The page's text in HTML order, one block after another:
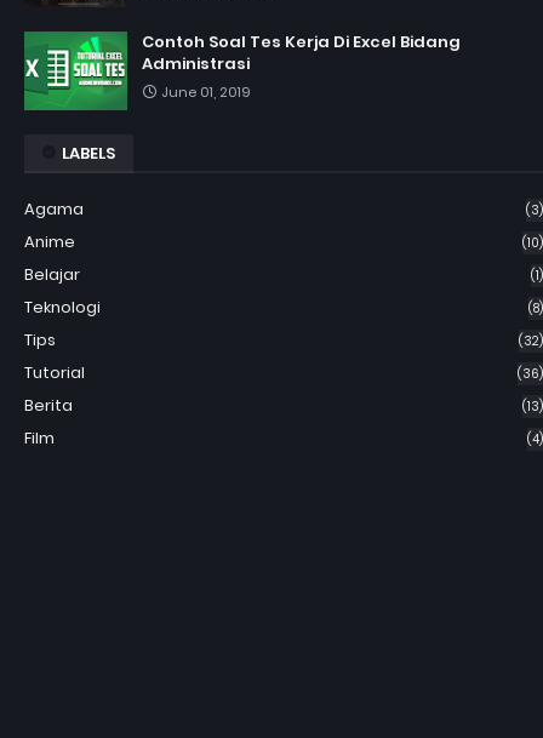
Contoh Soal Tes Kerja Di Excel Bidang
Administrasi
June 01, 2019
LABELS
Agama (3)
Anime (10)
Belajar (1)
Teknologi (8)
Tips (32)
Tutorial (36)
Berita (13)
Film (4)